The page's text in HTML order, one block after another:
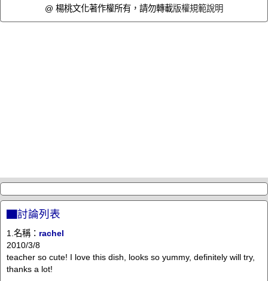
@ 楊桃文化著作權所有，請勿轉載版權規範說明
▇討論列表
1.名稱： rachel
2010/3/8
teacher so cute! I love this dish, looks so yummy, definitely will try,
thanks a lot!